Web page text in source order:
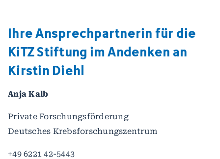
Ihre Ansprechpartnerin für die
KiTZ Stiftung im Andenken an
Kirstin Diehl
Anja Kalb
Private Forschungsförderung
Deutsches Krebsforschungszentrum
+49 6221 42-5443